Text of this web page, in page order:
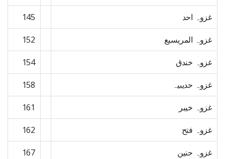
غزوہ احد 145
غزوہ المریسیع 152
غزوہ خندق 154
غزوہ حدیبیہ 158
غزوہ خیبر 161
غزوہ فتح 162
غزوہ حنین 167